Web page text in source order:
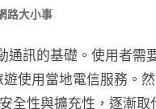
路大小事
通訊的基礎。使用者需
使用當地電信服務。
全性與擴充性，逐漸